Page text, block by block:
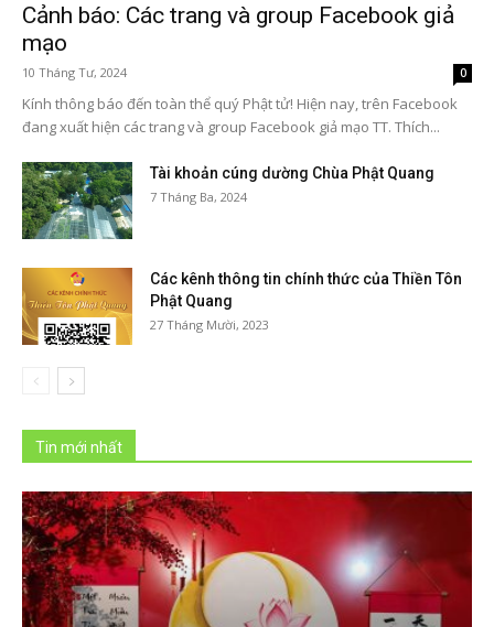
Cảnh báo: Các trang và group Facebook giả
mạo
10 Tháng Tư, 2024 0
Kính thông báo đến toàn thể quý Phật tử! Hiện nay, trên Facebook
đang xuất hiện các trang và group Facebook giả mạo TT. Thích...
Tài khoản cúng dường Chùa Phật Quang
7 Tháng Ba, 2024
Các kênh thông tin chính thức của Thiền Tôn
Phật Quang
27 Tháng Mười, 2023
Tin mới nhất